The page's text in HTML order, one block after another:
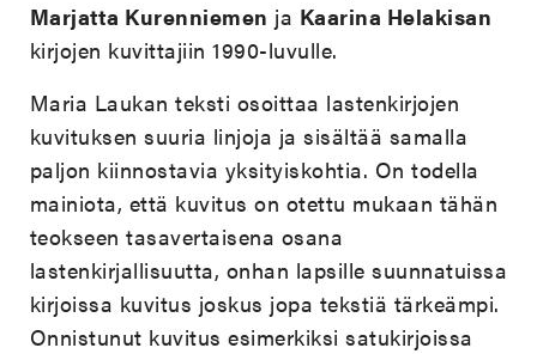
Marjatta Kurenniemen ja Kaarina Helakisan
kirjojen kuvittajiin 1990-luvulle.
Maria Laukan teksti osoittaa lastenkirjojen
kuvituksen suuria linjoja ja sisältää samalla
paljon kiinnostavia yksityiskohtia. On todella
mainiota, että kuvitus on otettu mukaan tähän
teokseen tasavertaisena osana
lastenkirjallisuutta, onhan lapsille suunnatuissa
kirjoissa kuvitus joskus jopa tekstiä tärkeämpi.
Onnistunut kuvitus esimerkiksi satukirjoissa